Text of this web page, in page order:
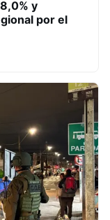
y
por el